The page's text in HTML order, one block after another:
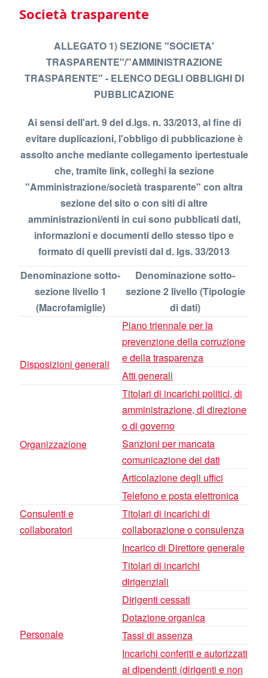
Società trasparente
ALLEGATO 1) SEZIONE "SOCIETA'
TRASPARENTE"/"AMMINISTRAZIONE
TRASPARENTE" - ELENCO DEGLI OBBLIGHI DI
PUBBLICAZIONE
Ai sensi dell'art. 9 del d.lgs. n. 33/2013, al fine di
evitare duplicazioni, l'obbligo di pubblicazione è
assolto anche mediante collegamento ipertestuale
che, tramite link, colleghi la sezione
"Amministrazione/società trasparente" con altra
sezione del sito o con siti di altre
amministrazioni/enti in cui sono pubblicati dati,
informazioni e documenti dello stesso tipo e
formato di quelli previsti dal d. lgs. 33/2013
Denominazione sotto-
sezione livello 1
(Macrofamiglie)
Denominazione sotto-
sezione 2 livello (Tipologie
di dati)
Disposizioni generali
Piano triennale per la
prevenzione della corruzione
e della trasparenza
Atti generali
Organizzazione
Titolari di incarichi politici, di
amministrazione, di direzione
o di governo
Sanzioni per mancata
comunicazione dei dati
Articolazione degli uffici
Telefono e posta elettronica
Consulenti e
collaboratori
Titolari di incarichi di
collaborazione o consulenza
Personale
Incarico di Direttore generale
Titolari di incarichi
dirigenziali
Dirigenti cessati
Dotazione organica
Tassi di assenza
Incarichi conferiti e autorizzati
ai dipendenti (dirigenti e non